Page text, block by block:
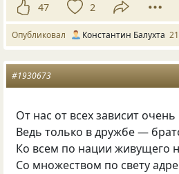
47 2
Опубликовал Константин Балухта
#1930673
От нас от всех зависит
Ведь только в дружбе —
Ко всем по нации живущего
Со множеством по свету